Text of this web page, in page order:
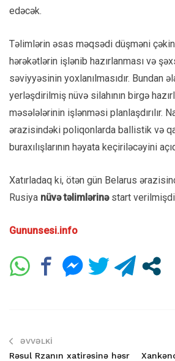
edəcək.
Təlimlərin əsas məqsədi düşməni
hərəkətlərin işlənib hazırlanması və
səviyyəsinin yoxlanılmasıdır. Bundan
yerləşdirilmiş nüvə silahının birgə
məsələlərinin işlənməsi planlaşdırılır.
ərazisindəki poliqonlarda ballistik və
buraxılışlarının həyata keçiriləcəyini
Xatırladaq ki, ötən gün Belarus
Rusiya nüvə təlimlərinəstart
Gununsesi.info
ƏVVƏLKI
Rəsul Rzanın xatirəsinə həsr